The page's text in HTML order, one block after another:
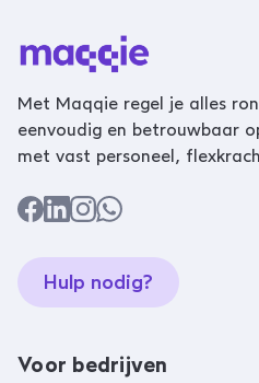
Met Maqqie regel je alles
eenvoudig en betrouwbaar
met vast personeel,
Hulp nodig?
Voor bedrijven